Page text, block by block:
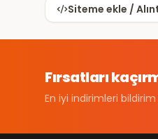
Siteme ekle /
Fırsatları
En iyi indirimleri